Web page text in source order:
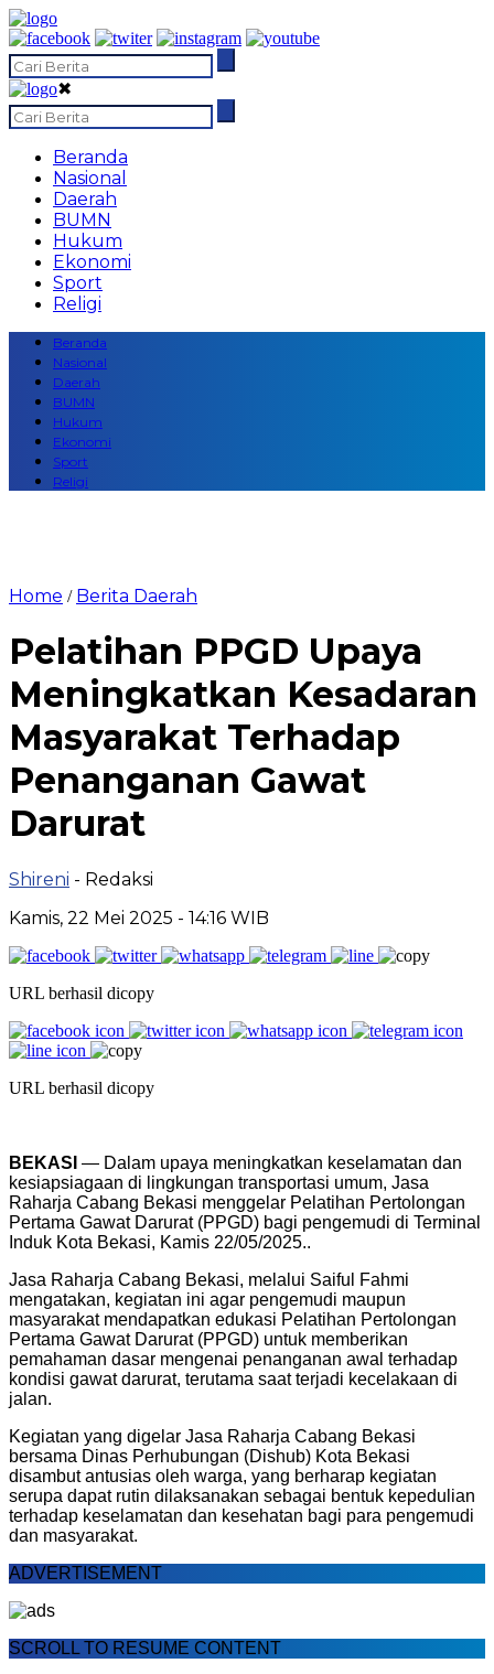
✖
Beranda
Nasional
Daerah
BUMN
Hukum
Ekonomi
Sport
Religi
Beranda
Nasional
Daerah
BUMN
Hukum
Ekonomi
Sport
Religi
Home / Berita Daerah
Pelatihan PPGD Upaya
Meningkatkan Kesadaran
Masyarakat Terhadap
Penanganan Gawat
Darurat
Shireni - Redaksi
Kamis, 22 Mei 2025 - 14:16 WIB
URL berhasil dicopy
URL berhasil dicopy
BEKASI — Dalam upaya meningkatkan keselamatan dan
kesiapsiagaan di lingkungan transportasi umum, Jasa
Raharja Cabang Bekasi menggelar Pelatihan Pertolongan
Pertama Gawat Darurat (PPGD) bagi pengemudi di Terminal
Induk Kota Bekasi, Kamis 22/05/2025..
Jasa Raharja Cabang Bekasi, melalui Saiful Fahmi
mengatakan, kegiatan ini agar pengemudi maupun
masyarakat mendapatkan edukasi Pelatihan Pertolongan
Pertama Gawat Darurat (PPGD) untuk memberikan
pemahaman dasar mengenai penanganan awal terhadap
kondisi gawat darurat, terutama saat terjadi kecelakaan di
jalan.
Kegiatan yang digelar Jasa Raharja Cabang Bekasi
bersama Dinas Perhubungan (Dishub) Kota Bekasi
disambut antusias oleh warga, yang berharap kegiatan
serupa dapat rutin dilaksanakan sebagai bentuk kepedulian
terhadap keselamatan dan kesehatan bagi para pengemudi
dan masyarakat.
ADVERTISEMENT
SCROLL TO RESUME CONTENT